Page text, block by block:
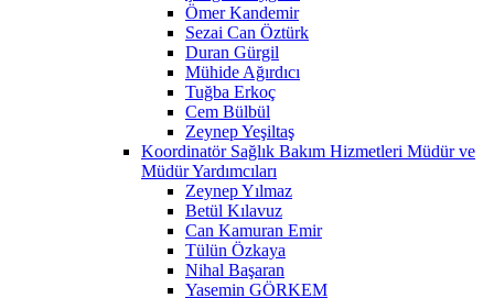
Ömer Kandemir
Sezai Can Öztürk
Duran Gürgil
Mühide Ağırdıcı
Tuğba Erkoç
Cem Bülbül
Zeynep Yeşiltaş
Koordinatör Sağlık Bakım Hizmetleri Müdür ve
Müdür Yardımcıları
Zeynep Yılmaz
Betül Kılavuz
Can Kamuran Emir
Tülün Özkaya
Nihal Başaran
Yasemin GÖRKEM